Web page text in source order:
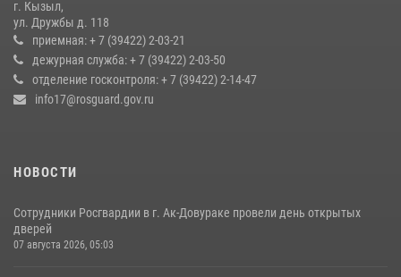
Кызылчанин поблагодарил сотрудников Росгвардии за
оперативное реагирование в решении конфликтной ситуации
17 июля 2026, 07:22 1
г. Кызыл,
ул. Дружбы д. 118
приемная: + 7 (39422) 2-03-21
дежурная служба: + 7 (39422) 2-03-50
отделение госконтроля: + 7 (39422) 2-14-47
info17@rosguard.gov.ru
НОВОСТИ
Сотрудники Росгвардии в г. Ак-Довураке провели день открытых
дверей
07 августа 2026, 05:03